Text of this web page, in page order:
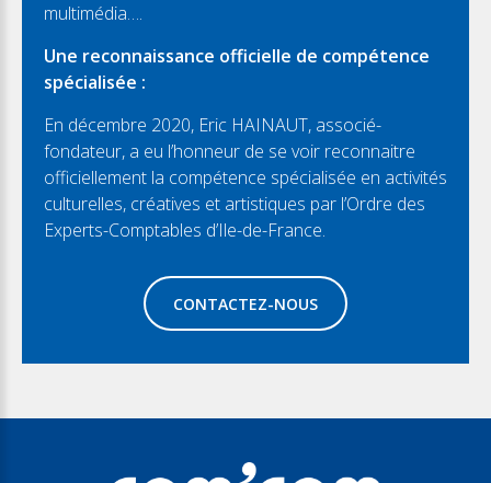
multimédia….
Une reconnaissance officielle de compétence
spécialisée :
En décembre 2020, Eric HAINAUT, associé-
fondateur, a eu l’honneur de se voir reconnaitre
officiellement la compétence spécialisée en activités
culturelles, créatives et artistiques par l’Ordre des
Experts-Comptables d’Ile-de-France.
CONTACTEZ-NOUS